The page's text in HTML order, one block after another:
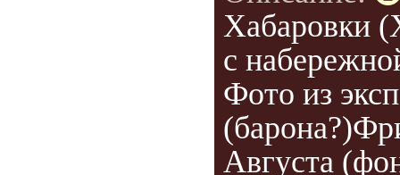
Хабаровки
с
Фото из
Августа